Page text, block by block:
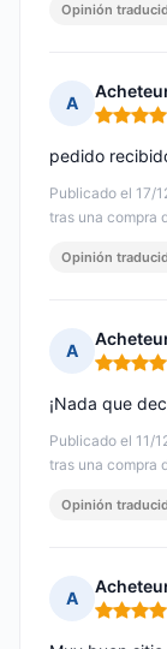
Opinión
A
Nota: 4
Publicado el 17/
tras una compra
pedido
Opinión
A
Nota: 5
Publicado el 11/
tras una compra
¡Nada que
Opinión
A
Nota: 5